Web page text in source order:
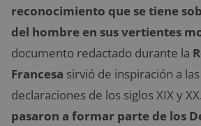
reconocimiento que se tiene
del hombre en sus vertientes
documento redactado durante la
Francesa sirvió de inspiración a
declaraciones de los siglos XIX y
pasaron a formar parte de los